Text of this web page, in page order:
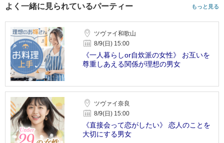
よく一緒に見られているパーティー もっと見る
ツヴァイ和歌山
8/9(日) 15:00
《一人暮らしor自炊派の女性》 お互いを
尊重しあえる関係が理想の男女
ツヴァイ奈良
8/9(日) 15:00
《直接会って恋がしたい》 恋人のことを
大切にする男女